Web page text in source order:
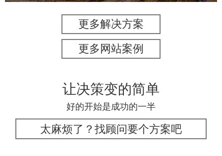
更多解决方案
更多网站案例
让决策变的简单
好的开始是成功的一半
太麻烦了？找顾问要个方案吧